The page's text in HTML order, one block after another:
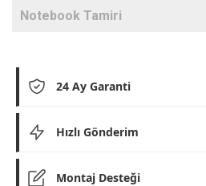
Notebook Tamiri
24 Ay Garanti
Hızlı Gönderim
Montaj Desteği